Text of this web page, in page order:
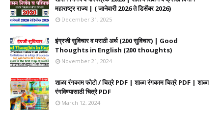
महाराष्ट्र राज्य | ( जानेवारी 2026 ते डिसेंबर 2026)
December 31, 2025
इंग्रजी सुविचार व मराठी अर्थ (200 सुविचार) | Good
Thoughts in English (200 thoughts)
November 21, 2024
शाळा रंगकाम फोटो / चित्रे PDF | शाळा रंगकाम चित्रे PDF | शाळा
रंगविण्यासाठी चित्रे PDF
March 12, 2024